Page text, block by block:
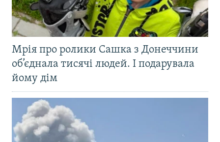
Мрія про ролики Сашка з Донеччини
об’єднала тисячі людей. І подарувала
йому дім